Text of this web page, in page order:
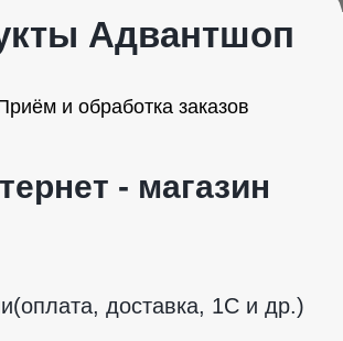
Адвантшоп
- магазин
доставка, 1С и др.)